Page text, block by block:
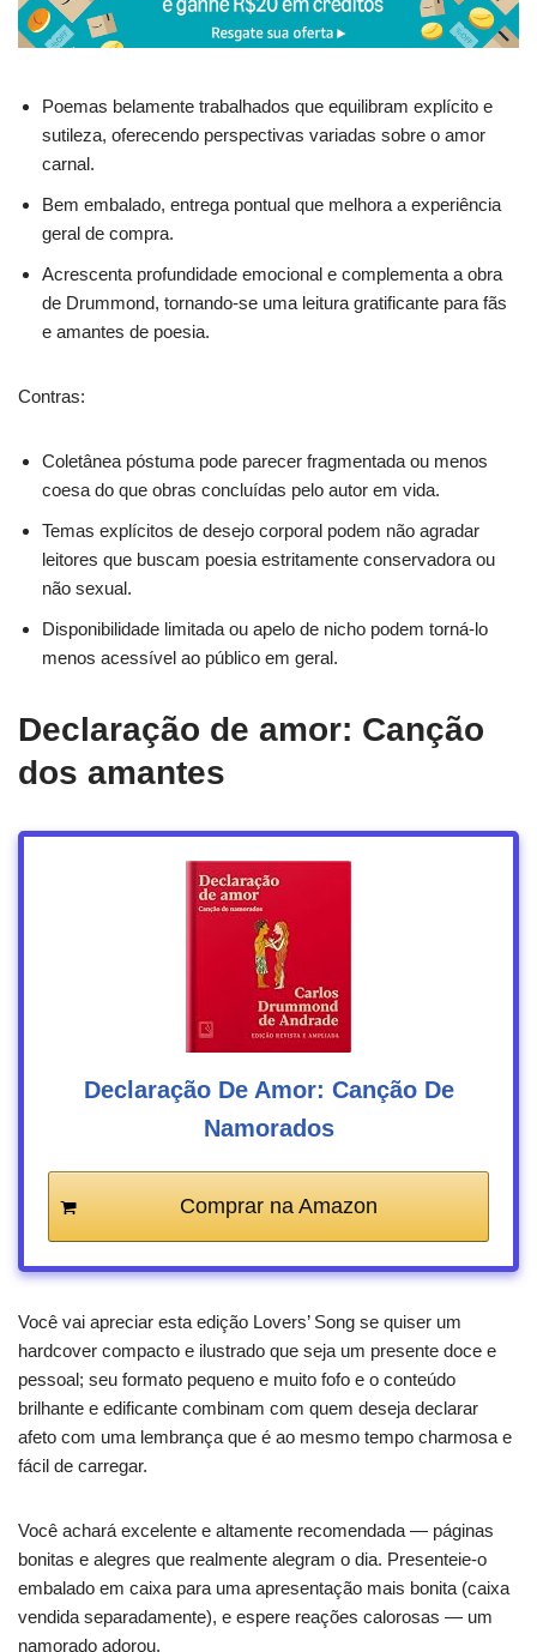
Poemas belamente trabalhados que equilibram explícito e
sutileza, oferecendo perspectivas variadas sobre o amor
carnal.
Bem embalado, entrega pontual que melhora a experiência
geral de compra.
Acrescenta profundidade emocional e complementa a obra
de Drummond, tornando-se uma leitura gratificante para fãs
e amantes de poesia.
Contras:
Coletânea póstuma pode parecer fragmentada ou menos
coesa do que obras concluídas pelo autor em vida.
Temas explícitos de desejo corporal podem não agradar
leitores que buscam poesia estritamente conservadora ou
não sexual.
Disponibilidade limitada ou apelo de nicho podem torná-lo
menos acessível ao público em geral.
Declaração de amor: Canção
dos amantes
Declaração De Amor: Canção De
Namorados
Comprar na Amazon
Você vai apreciar esta edição Lovers’ Song se quiser um
hardcover compacto e ilustrado que seja um presente doce e
pessoal; seu formato pequeno e muito fofo e o conteúdo
brilhante e edificante combinam com quem deseja declarar
afeto com uma lembrança que é ao mesmo tempo charmosa e
fácil de carregar.
Você achará excelente e altamente recomendada — páginas
bonitas e alegres que realmente alegram o dia. Presenteie-o
embalado em caixa para uma apresentação mais bonita (caixa
vendida separadamente), e espere reações calorosas — um
namorado adorou.